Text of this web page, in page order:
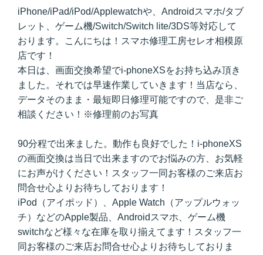
iPhone/iPad/iPod/Applewatchや、Androidスマホ/タブ
レット、ゲーム機/Switch/Switch lite/3DS等対応して
おります。こんにちは！スマホ修理工房セレオ相模原
店です！
本日は、画面交換希望でi-phoneXSをお持ち込み頂き
ました。それでは早速作業していきます！当店なら、
データそのまま・最短即日修理可能ですので、是非ご
相談ください！※修理前のお写真
90分程で出来ました。動作も良好でした！i-phoneXS
の画面交換は当日で出来ますのでお悩みの方、お気軽
にお声がけください！スタッフ一同お客様のご来店お
問合せ心よりお待ちしております！
iPod（アイポッド）、Apple Watch（アップルウォッ
チ）などのApple製品、Androidスマホ、ゲーム機
switchなど様々な在庫を取り揃えてます！スタッフ一
同お客様のご来店お問合せ心よりお待ちしておりま